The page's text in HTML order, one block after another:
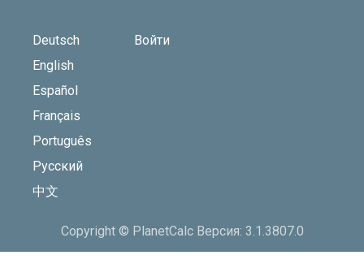
Deutsch
English
Español
Français
Português
Русский
中文
Войти
Copyright © PlanetCalc Версия: 3.1.3807.0